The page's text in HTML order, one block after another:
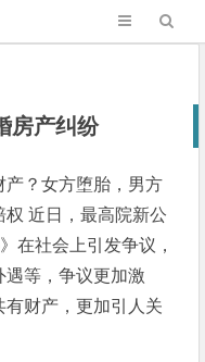
房产纠纷
产？女方堕胎，男方
近日，最高院新公
在社会上引发争议，
等，争议更加激
财产，更加引人关